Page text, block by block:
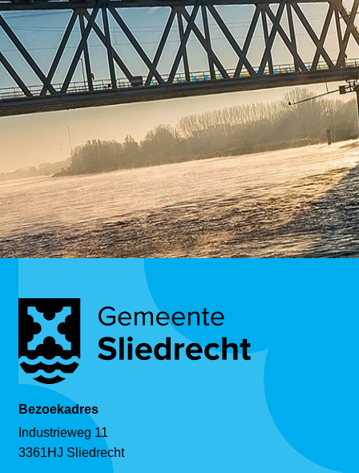
Bezoekadres
Industrieweg 11
3361HJ Sliedrecht